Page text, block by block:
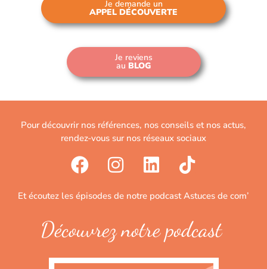
Je demande un
APPEL DÉCOUVERTE
Je reviens
au BLOG
Pour découvrir nos références, nos conseils et nos actus,
rendez-vous sur nos réseaux sociaux
Et écoutez les épisodes de notre podcast Astuces de com’
Découvrez notre podcast